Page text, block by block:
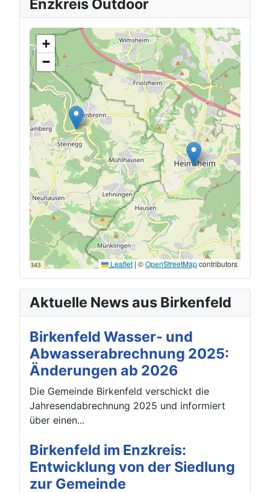
Enzkreis Outdoor
+
−
Leaflet | ©OpenStreetMapcontributors
Aktuelle News aus Birkenfeld
Birkenfeld Wasser- und
Abwasserabrechnung 2025:
Änderungen ab 2026
Die Gemeinde Birkenfeld verschickt die
Jahresendabrechnung 2025 und informiert
über einen...
Birkenfeld im Enzkreis:
Entwicklung von der Siedlung
zur Gemeinde